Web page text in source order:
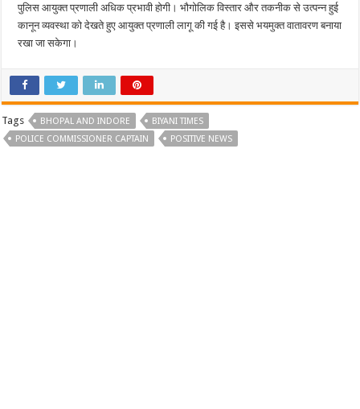
पुलिस आयुक्त प्रणाली अधिक प्रभावी होगी। भौगोलिक विस्तार और तकनीक से उत्पन्न हुई
कानून व्यवस्था को देखते हुए आयुक्त प्रणाली लागू की गई है। इससे भयमुक्त वातावरण बनाया
रखा जा सकेगा।
Tags BHOPAL AND INDORE
BIYANI TIMES
POLICE COMMISSIONER CAPTAIN
POSITIVE NEWS